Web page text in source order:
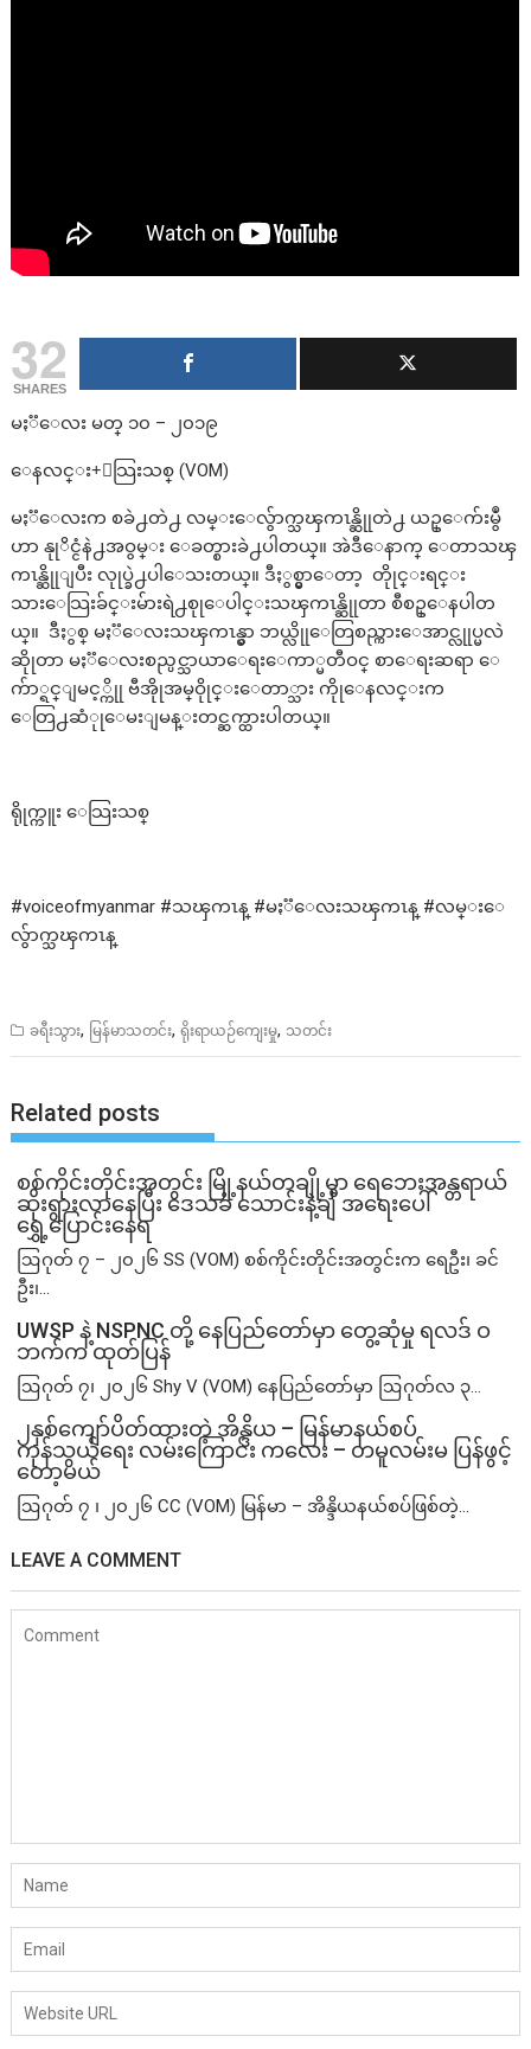
32
SHARES
မႏၱေလး မတ္ ၁၀ – ၂၀၁၉
ေနလင္း+ေသြးသစ္ (VOM)
မႏၱေလးက စခဲ႕တဲ႕ လမ္းေလွ်ာက္သၾကၤန္ဆိုုတဲ႕ ယဥ္ေက်းမွဳ
ဟာ နုုိင္ငံနဲ႕အဝွမ္း ေခတ္စားခဲ႕ပါတယ္။ အဲဒီေနာက္ ေတာသၾ
ကၤန္ဆိုုျပီး လုုပ္ခဲ႕ပါေသးတယ္။ ဒီႏွစ္မွာေတာ့ တိုုင္းရင္း
သားေသြးခ်င္းမ်ားရဲ႕စုုေပါင္းသၾကၤန္ဆိုုတာ စီစဥ္ေနပါတ
ယ္။ ဒီႏွစ္ မႏၱေလးသၾကၤန္မွာ ဘယ္လိုုေတြစည္ကားေအာင္လုုပ္မလဲ
ဆိုုတာ မႏၱေလးစည္ပင္သာယာေရးေကာ္မတီဝင္ စာေရးဆရာ ေ
က်ာ္ရင္ျမင့္ကိုု ဗီအိုုအမ္ဝိုုင္းေတာ္သား ကိုုေနလင္းက
ေတြ႕ဆံုုေမးျမန္းတင္ဆက္ထားပါတယ္။
ရိုုက္ကူး ေသြးသစ္
#voiceofmyanmar #သၾကၤန္ #မႏၱေလးသၾကၤန္ #လမ္းေ
လွ်ာက္သၾကၤန္
ခရီးသွား, မြန်မာသတင်း,ရိုးရာယဉ်ကျေးမှု, သတင်း
Related posts
စစ်ကိုင်းတိုင်းအတွင်း မြို့နယ်တချို့မှာ ရေဘေးအန္တရာယ်
ဆိုးရွားလာနေပြီး ဒေသခံ သောင်းနဲ့ချီ အရေးပေါ်
ရွှေ့ပြောင်းနေရ
ဩဂုတ် ၇ – ၂၀၂၆ SS (VOM) စစ်ကိုင်းတိုင်းအတွင်းက ရေဦး၊ ခင်
ဦး၊...
UWSP နဲ့ NSPNC တို့ နေပြည်တော်မှာ တွေ့ဆုံမှု ရလဒ် ဝ
ဘက်က ထုတ်ပြန်
ဩဂုတ် ၇၊ ၂၀၂၆ Shy V (VOM) နေပြည်တော်မှာ ဩဂုတ်လ ၃...
၂နှစ်​ကျော်ပိတ်ထားတဲ့ အိန္ဒိယ – မြန်မာနယ်စပ်
ကုန်သွယ်ရေး လမ်းကြောင်း ကလေး – တမူလမ်းမ ပြန်ဖွင့်
တော့မယ်
ဩဂုတ် ၇ ၊ ၂၀၂၆ CC (VOM) မြန်မာ – အိန္ဒိယနယ်စပ်ဖြစ်တဲ့...
LEAVE A COMMENT